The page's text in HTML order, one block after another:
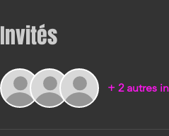
Invités
+ 2 autres